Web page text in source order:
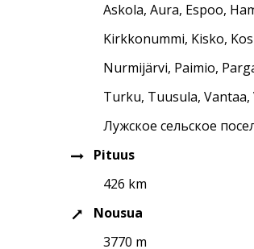
Askola, Aura, Espoo,
Kirkkonummi, Kisko,
Nurmijärvi, Paimio,
Turku, Tuusula, Vantaa,
Лужское сельское
Pituus
426 km
Nousua
3770 m